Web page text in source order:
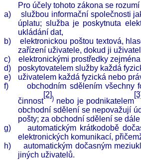
Pro účely tohoto zákona se rozumí
a)
službou informační společnosti
úplatu; služba je poskytnuta
ukládání dat,
b)
elektronickou poštou textová,
zařízení uživatele, dokud ji
c)
elektronickými prostředky
d)
poskytovatelem služby každá
e)
uživatelem každá fyzická nebo
f)
obchodním sdělením všechny
činnost
[2]) nebo je podnikatelem
[3]
obchodní sdělení se nepovažují
pošty; za obchodní sdělení se
g)
automatickým krátkodobě
elektronických komunikací,
h)
automatickým dočasným
jiných uživatelů.